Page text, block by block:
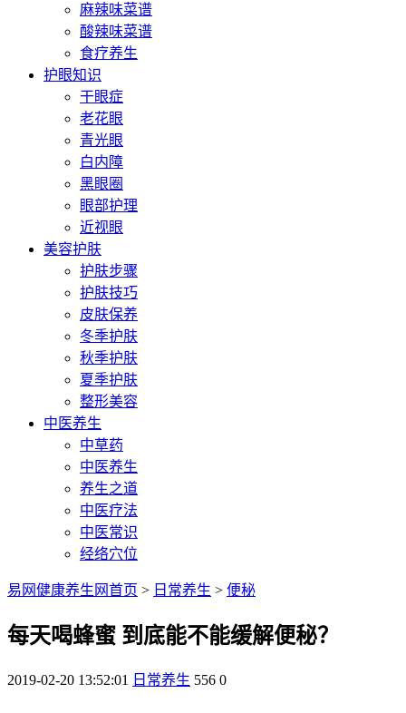
麻辣味菜谱
酸辣味菜谱
食疗养生
护眼知识
干眼症
老花眼
青光眼
白内障
黑眼圈
眼部护理
近视眼
美容护肤
护肤步骤
护肤技巧
皮肤保养
冬季护肤
秋季护肤
夏季护肤
整形美容
中医养生
中草药
中医养生
养生之道
中医疗法
中医常识
经络穴位
易网健康养生网首页 > 日常养生 > 便秘
每天喝蜂蜜 到底能不能缓解便秘？
2019-02-20 13:52:01 日常养生 556 0